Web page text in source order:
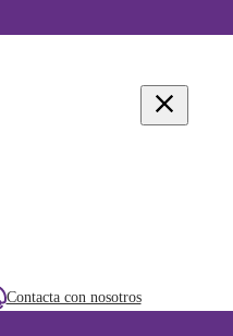
Contacta con nosotros